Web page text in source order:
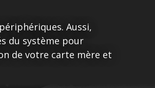
Aussi,
du système pour
de votre carte mère et